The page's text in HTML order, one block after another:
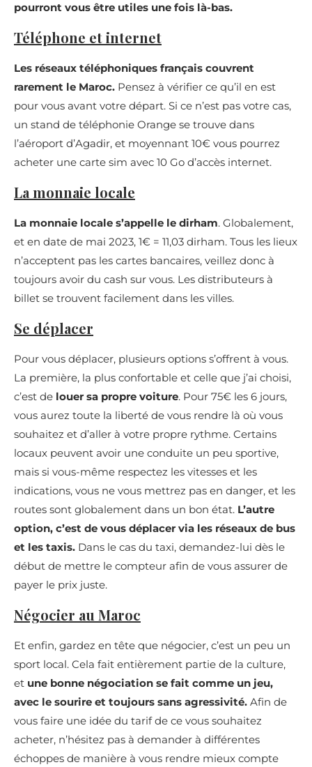
pourront vous être utiles une fois là-bas.
Téléphone et internet
Les réseaux téléphoniques français couvrent
rarement le Maroc. Pensez à vérifier ce qu’il en est
pour vous avant votre départ. Si ce n’est pas votre cas,
un stand de téléphonie Orange se trouve dans
l’aéroport d’Agadir, et moyennant 10€ vous pourrez
acheter une carte sim avec 10 Go d’accès internet.
La monnaie locale
La monnaie locale s’appelle le dirham. Globalement,
et en date de mai 2023, 1€ = 11,03 dirham. Tous les lieux
n’acceptent pas les cartes bancaires, veillez donc à
toujours avoir du cash sur vous. Les distributeurs à
billet se trouvent facilement dans les villes.
Se déplacer
Pour vous déplacer, plusieurs options s’offrent à vous.
La première, la plus confortable et celle que j’ai choisi,
c’est de louer sa propre voiture. Pour 75€ les 6 jours,
vous aurez toute la liberté de vous rendre là où vous
souhaitez et d’aller à votre propre rythme. Certains
locaux peuvent avoir une conduite un peu sportive,
mais si vous-même respectez les vitesses et les
indications, vous ne vous mettrez pas en danger, et les
routes sont globalement dans un bon état. L’autre
option, c’est de vous déplacer via les réseaux de bus
et les taxis. Dans le cas du taxi, demandez-lui dès le
début de mettre le compteur afin de vous assurer de
payer le prix juste.
Négocier au Maroc
Et enfin, gardez en tête que négocier, c’est un peu un
sport local. Cela fait entièrement partie de la culture,
et une bonne négociation se fait comme un jeu,
avec le sourire et toujours sans agressivité. Afin de
vous faire une idée du tarif de ce vous souhaitez
acheter, n’hésitez pas à demander à différentes
échoppes de manière à vous rendre mieux compte